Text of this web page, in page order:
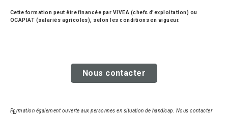
Cette formation peut être financée par VIVEA (chefs d’exploitation) ou
OCAPIAT (salariés agricoles), selon les conditions en vigueur.
Nous contacter
Formation également ouverte aux personnes en situation de handicap. Nous contacter